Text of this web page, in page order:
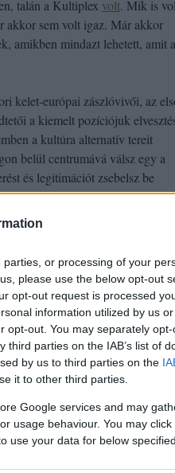
or processing of your
please use the below opt-out
opt-out request is processed
information utilized by us
opt-out. You may separately
parties on the IAB’s list of
by us to third parties on the
it to other third parties.
Google services and may
usage behaviour. You may
use your data for below
talán a Kultiplex volt. Mik is
akkor sem volt igaz. Már akkor
amikben mindazt lehetett, amit a
kelet-európai zászlóvivői, az
a kiemelt pozíciójuk
a kultúra alternatív tereit
belül centrumává válsz egy a
és legitimációt zsebelsz be
a saját túlélésükért a piaci
hozták meg, a levegő
mindenféle civil és félpiaci
akiknek ez
Ehelyett most mindenki
politika. Pedig úgy tűnik,
kocsmát, kerthelységet,
köztéri pikniket, sajátdivatboltot,